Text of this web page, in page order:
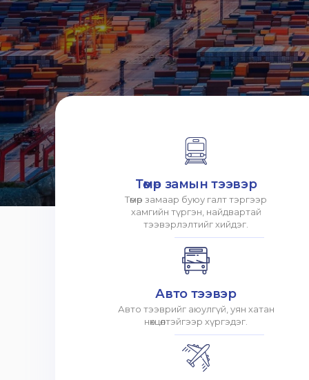
Төмөр замын тээвэр
Төмөр замаар буюу галт тэргээр
хамгийн түргэн, найдвартай
тээвэрлэлтийг хийдэг.
Авто тээвэр
Авто тээврийг аюулгүй, уян хатан
нөхцөлтэйгээр хүргэдэг.